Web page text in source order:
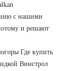
с нашими
и решают
Где купить
Винстрол